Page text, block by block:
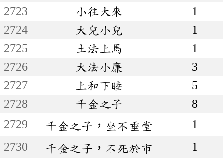
2723
小往大來
1
2724
大兒小兒
1
2725
土法上馬
1
2726
大法小廉
3
2727
上和下睦
5
2728
千金之子
8
2729
千金之子，坐不垂堂
1
2730
千金之子，不死於市 1